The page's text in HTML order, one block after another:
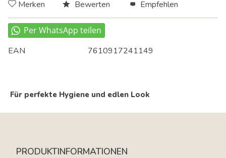
Für perfekte Hygiene und edlen Look
Merken Bewerten Empfehlen
EAN 7610917241149
PRODUKTINFORMATIONEN